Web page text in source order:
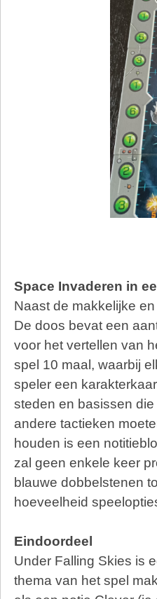
Space Invaderen in
Naast de makkelijke
De doos bevat een
voor het vertellen van
spel 10 maal, waarbij
speler een
steden en basissen
andere tactieken
houden is een
zal geen enkele keer
blauwe dobbelstenen
hoeveelheid
Eindoordeel
Under Falling Skies is
thema van het spel